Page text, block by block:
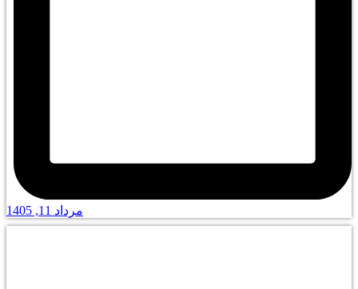
مرداد 11, 1405